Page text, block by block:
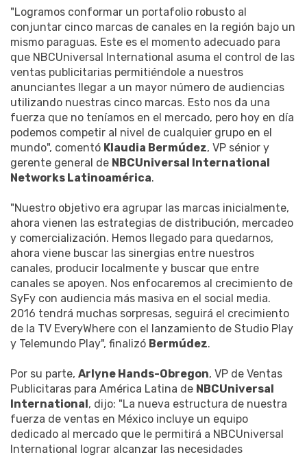
"Logramos conformar un portafolio robusto al
conjuntar cinco marcas de canales en la región bajo un
mismo paraguas. Este es el momento adecuado para
que NBCUniversal International asuma el control de las
ventas publicitarias permitiéndole a nuestros
anunciantes llegar a un mayor número de audiencias
utilizando nuestras cinco marcas. Esto nos da una
fuerza que no teníamos en el mercado, pero hoy en día
podemos competir al nivel de cualquier grupo en el
mundo", comentó Klaudia Bermúdez, VP sénior y
gerente general de NBCUniversal International
Networks Latinoamérica.
"Nuestro objetivo era agrupar las marcas inicialmente,
ahora vienen las estrategias de distribución, mercadeo
y comercialización. Hemos llegado para quedarnos,
ahora viene buscar las sinergias entre nuestros
canales, producir localmente y buscar que entre
canales se apoyen. Nos enfocaremos al crecimiento de
SyFy con audiencia más masiva en el social media.
2016 tendrá muchas sorpresas, seguirá el crecimiento
de la TV EveryWhere con el lanzamiento de Studio Play
y Telemundo Play", finalizó Bermúdez.
Por su parte, Arlyne Hands-Obregon, VP de Ventas
Publicitaras para América Latina de NBCUniversal
International, dijo: "La nueva estructura de nuestra
fuerza de ventas en México incluye un equipo
dedicado al mercado que le permitirá a NBCUniversal
International lograr alcanzar las necesidades